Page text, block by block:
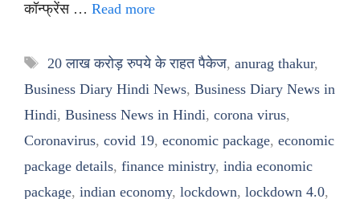
कॉन्फ्रेंस … Read more
Tags
20 लाख करोड़ रुपये के राहत पैकेज, anurag thakur,
Business Diary Hindi News, Business Diary News in
Hindi, Business News in Hindi, corona virus,
Coronavirus, covid 19, economic package, economic
package details, finance ministry, india economic
package, indian economy, lockdown, lockdown 4.0,